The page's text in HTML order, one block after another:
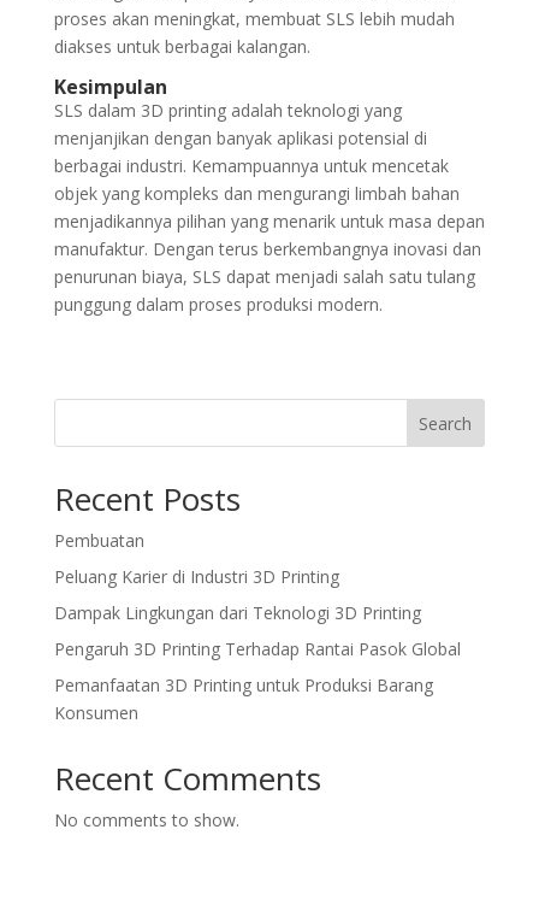
proses akan meningkat, membuat SLS lebih mudah
diakses untuk berbagai kalangan.
Kesimpulan
SLS dalam 3D printing adalah teknologi yang
menjanjikan dengan banyak aplikasi potensial di
berbagai industri. Kemampuannya untuk mencetak
objek yang kompleks dan mengurangi limbah bahan
menjadikannya pilihan yang menarik untuk masa depan
manufaktur. Dengan terus berkembangnya inovasi dan
penurunan biaya, SLS dapat menjadi salah satu tulang
punggung dalam proses produksi modern.
Search
Recent Posts
Pembuatan
Peluang Karier di Industri 3D Printing
Dampak Lingkungan dari Teknologi 3D Printing
Pengaruh 3D Printing Terhadap Rantai Pasok Global
Pemanfaatan 3D Printing untuk Produksi Barang
Konsumen
Recent Comments
No comments to show.